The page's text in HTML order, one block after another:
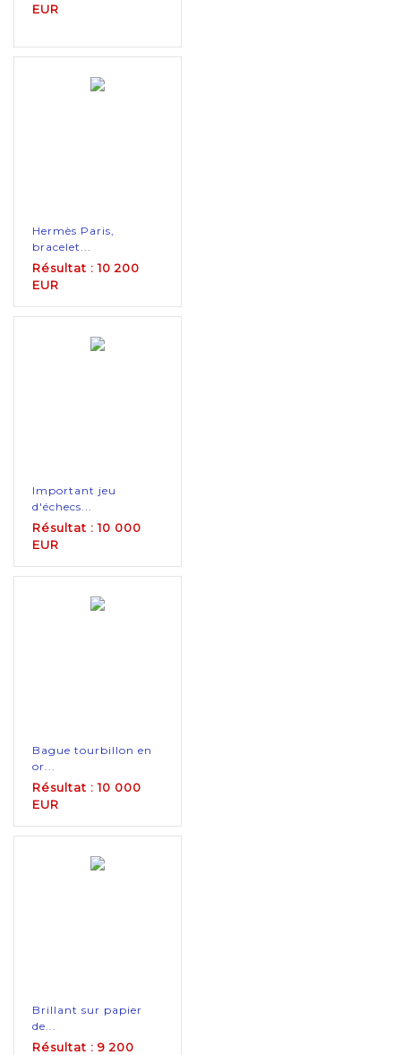
EUR
Hermès Paris,
bracelet...
Résultat : 10 200
EUR
Important jeu
d'échecs...
Résultat : 10 000
EUR
Bague tourbillon en
or...
Résultat : 10 000
EUR
Brillant sur papier
de...
Résultat : 9 200